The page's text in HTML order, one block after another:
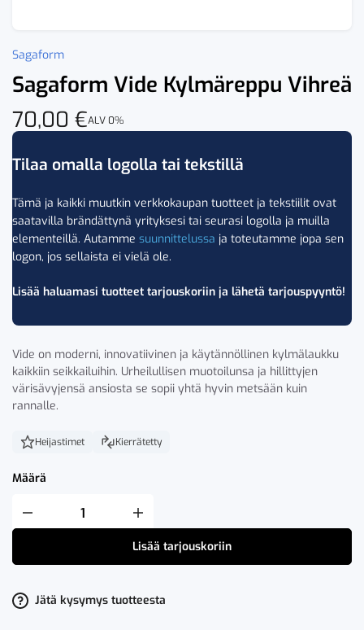
Sagaform
Sagaform Vide Kylmäreppu Vihreä
70,00 €ALV 0%
Tilaa omalla logolla tai tekstillä
Tämä ja kaikki muutkin verkkokaupan tuotteet ja tekstiilit ovat
saatavilla brändättynä yrityksesi tai seurasi logolla ja muilla
elementeillä. Autamme suunnittelussa ja toteutamme jopa sen
logon, jos sellaista ei vielä ole.
Lisää haluamasi tuotteet tarjouskoriin ja lähetä tarjouspyyntö!
Vide on moderni, innovatiivinen ja käytännöllinen kylmälaukku
kaikkiin seikkailuihin. Urheilullisen muotoilunsa ja hillittyjen
värisävyjensä ansiosta se sopii yhtä hyvin metsään kuin
rannalle.
Heijastimet Kierrätetty
Määrä
Sagaform
Vide
määrä
Lisää tarjouskoriin
Jätä kysymys tuotteesta